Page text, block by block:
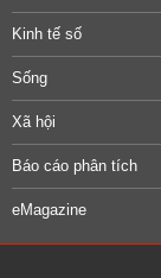
Kinh tế số
Sống
Xã hội
Báo cáo phân tích
eMagazine